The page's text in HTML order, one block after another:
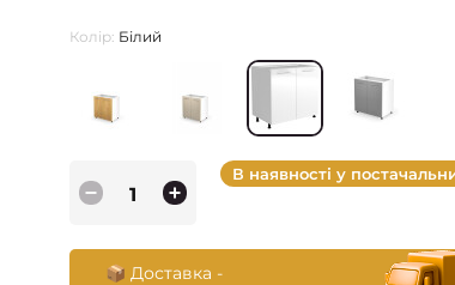
Колір: Білий
В наявності у
📦 Доставка -